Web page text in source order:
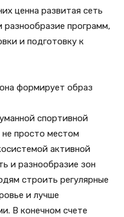
ценна развитая сеть
разнообразие программ,
и подготовку к
формирует образ
спортивной
просто местом
активной
и разнообразие зон
строить регулярные
и лучше
В конечном счете